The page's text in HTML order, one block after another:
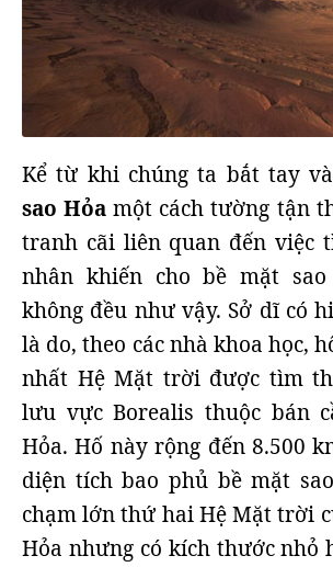
Kể từ khi chúng ta bắt tay
sao Hỏa một cách tường tận
tranh cãi liên quan đến việc
nhân khiến cho bề mặt
không đều như vậy. Sở dĩ có
là do, theo các nhà khoa học,
nhất Hệ Mặt trời được tìm
lưu vực Borealis thuộc bán
Hỏa. Hố này rộng đến 8.500
diện tích bao phủ bề mặt
chạm lớn thứ hai Hệ Mặt trời
Hỏa nhưng có kích thước nhỏ